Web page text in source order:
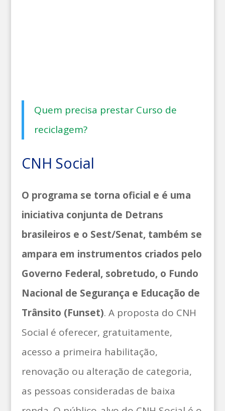
Quem precisa prestar Curso de
reciclagem?
CNH Social
O programa se torna oficial e é uma
iniciativa conjunta de Detrans
brasileiros e o Sest/Senat, também se
ampara em instrumentos criados pelo
Governo Federal, sobretudo, o Fundo
Nacional de Segurança e Educação de
Trânsito (Funset). A proposta do CNH
Social é oferecer, gratuitamente,
acesso a primeira habilitação,
renovação ou alteração de categoria,
as pessoas consideradas de baixa